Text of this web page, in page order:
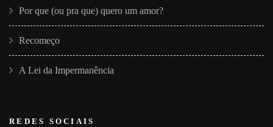
Por que (ou pra que) quero um amor?
Recomeço
A Lei da Impermanência
REDES SOCIAIS